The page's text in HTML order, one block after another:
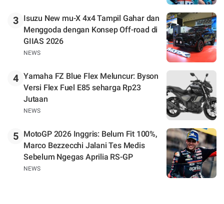
3
Isuzu New mu-X 4x4 Tampil Gahar dan
Menggoda dengan Konsep Off-road di
GIIAS 2026
NEWS
4 Yamaha FZ Blue Flex Meluncur: Byson
Versi Flex Fuel E85 seharga Rp23
Jutaan
NEWS
5
MotoGP 2026 Inggris: Belum Fit 100%,
Marco Bezzecchi Jalani Tes Medis
Sebelum Ngegas Aprilia RS-GP
NEWS